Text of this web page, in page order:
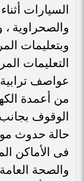
السيارات
والصحراوية ،
وبتعليمات
التعليمات
عواصف
من أعمدة
الوقوف بجانب
حالة حدوث
فى الأماكن
والصحة